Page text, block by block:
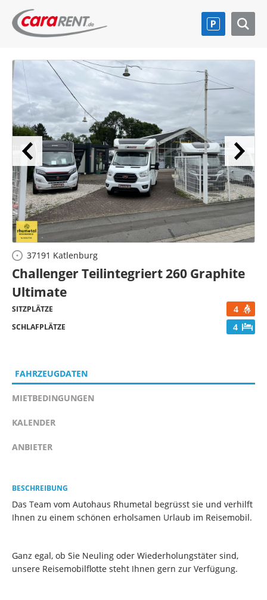
37191 Katlenburg
Challenger Teilintegriert 260 Graphite
Ultimate
SITZPLÄTZE 4
SCHLAFPLÄTZE 4
FAHRZEUGDATEN
MIETBEDINGUNGEN
KALENDER
ANBIETER
BESCHREIBUNG
Das Team vom Autohaus Rhumetal begrüsst sie und verhilft
Ihnen zu einem schönen erholsamen Urlaub im Reisemobil.
Ganz egal, ob Sie Neuling oder Wiederholungstäter sind,
unsere Reisemobilflotte steht Ihnen gern zur Verfügung.